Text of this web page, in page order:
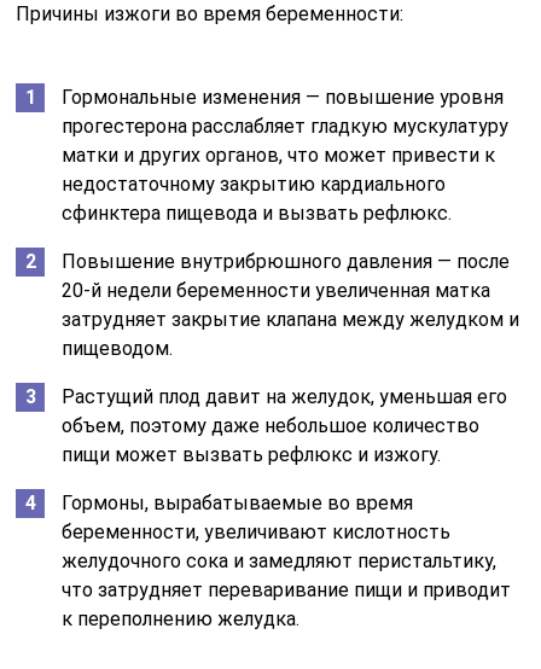
Причины изжоги во время беременности:
Гормональные изменения — повышение уровня
прогестерона расслабляет гладкую мускулатуру
матки и других органов, что может привести к
недостаточному закрытию кардиального
сфинктера пищевода и вызвать рефлюкс.
Повышение внутрибрюшного давления — после
20-й недели беременности увеличенная матка
затрудняет закрытие клапана между желудком и
пищеводом.
Растущий плод давит на желудок, уменьшая его
объем, поэтому даже небольшое количество
пищи может вызвать рефлюкс и изжогу.
Гормоны, вырабатываемые во время
беременности, увеличивают кислотность
желудочного сока и замедляют перистальтику,
что затрудняет переваривание пищи и приводит
к переполнению желудка.